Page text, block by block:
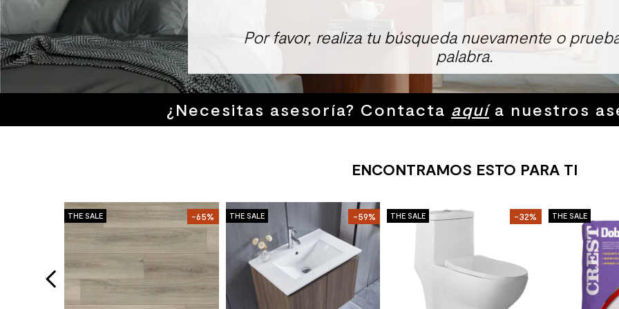
receptaculo
9. spc
10. columna ducha
Por favor, realiza tu búsqueda nuevamente o
palabra.
¿Necesitas asesoría? Contacta aquía nuestros
ENCONTRAMOS ESTO PARA TI
THE SALE -65% THE SALE -59% THE SALE -32% THE SALE